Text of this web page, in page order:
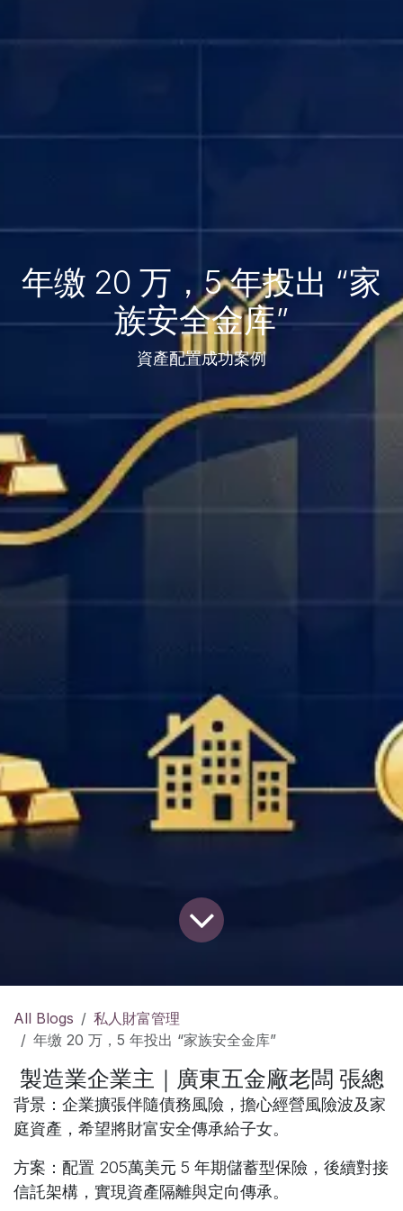
年缴 20 万，5 年投出 “家
族安全金库”
資產配置成功案例
All Blogs
私人財富管理
年缴 20 万，5 年投出 “家族安全金库”
製造業企業主｜廣東五金廠老闆 張總
背景 ：企業擴張伴隨債務風險，擔心經營風險波及家
庭資產，希望將財富安全傳承給子女。
方案 ：配置 205萬美元 5 年期儲蓄型保險，後續對接
信託架構，實現資產隔離與定向傳承。